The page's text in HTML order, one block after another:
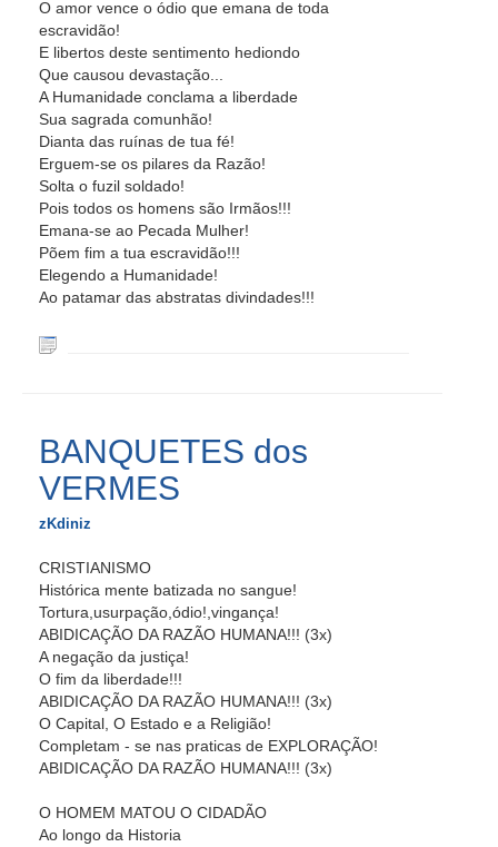
O amor vence o ódio que emana de toda
escravidão!
E libertos deste sentimento hediondo
Que causou devastação...
A Humanidade conclama a liberdade
Sua sagrada comunhão!
Dianta das ruínas de tua fé!
Erguem-se os pilares da Razão!
Solta o fuzil soldado!
Pois todos os homens são Irmãos!!!
Emana-se ao Pecada Mulher!
Põem fim a tua escravidão!!!
Elegendo a Humanidade!
Ao patamar das abstratas divindades!!!
BANQUETES dos
VERMES
zKdiniz
CRISTIANISMO
Histórica mente batizada no sangue!
Tortura,usurpação,ódio!,vingança!
ABIDICAÇÃO DA RAZÃO HUMANA!!! (3x)
A negação da justiça!
O fim da liberdade!!!
ABIDICAÇÃO DA RAZÃO HUMANA!!! (3x)
O Capital, O Estado e a Religião!
Completam - se nas praticas de EXPLORAÇÃO!
ABIDICAÇÃO DA RAZÃO HUMANA!!! (3x)
O HOMEM MATOU O CIDADÃO
Ao longo da Historia